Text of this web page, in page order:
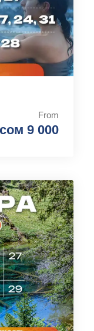
From
сом 9 000